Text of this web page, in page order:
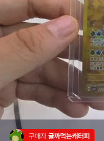
구매자 귤까먹는캐터피